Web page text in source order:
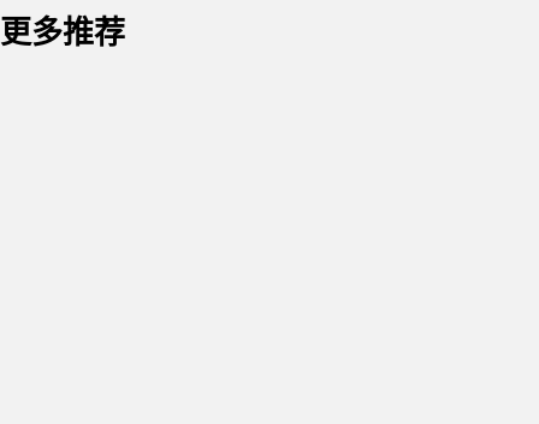
更多推荐